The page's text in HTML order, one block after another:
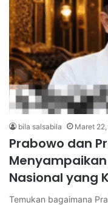
bila salsabila Maret
Prabowo dan
Menyampaikan
Nasional yang
Temukan bagaimana